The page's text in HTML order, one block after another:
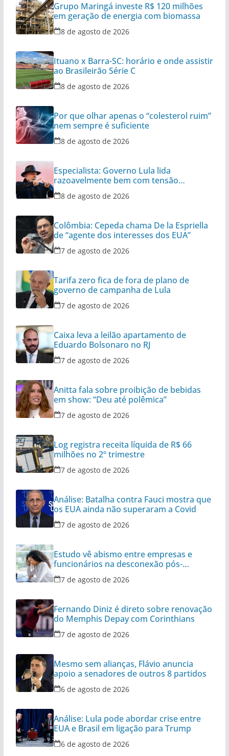
Grupo Maringá investe R$ 120 milhões
em geração de energia com biomassa
8 de agosto de 2026
Ituano x Barra-SC: horário e onde assistir
ao Brasileirão Série C
8 de agosto de 2026
Por que olhar apenas o “colesterol ruim”
nem sempre é suficiente
8 de agosto de 2026
Especialista: Governo Lula lida
razoavelmente bem com tensão
diplomática
8 de agosto de 2026
Colômbia: Cepeda chama De la Espriella
de “agente dos interesses dos EUA”
7 de agosto de 2026
Tarifa zero fica de fora de plano de
governo de campanha de Lula
7 de agosto de 2026
Caixa leva a leilão apartamento de
Eduardo Bolsonaro no RJ
7 de agosto de 2026
Anitta fala sobre proibição de bebidas
em show: “Deu até polêmica”
7 de agosto de 2026
Log registra receita líquida de R$ 66
milhões no 2º trimestre
7 de agosto de 2026
Análise: Batalha contra Fauci mostra que
os EUA ainda não superaram a Covid
7 de agosto de 2026
Estudo vê abismo entre empresas e
funcionários na desconexão pós-
expediente
7 de agosto de 2026
Fernando Diniz é direto sobre renovação
do Memphis Depay com Corinthians
7 de agosto de 2026
Mesmo sem alianças, Flávio anuncia
apoio a senadores de outros 8 partidos
6 de agosto de 2026
Análise: Lula pode abordar crise entre
EUA e Brasil em ligação para Trump
6 de agosto de 2026